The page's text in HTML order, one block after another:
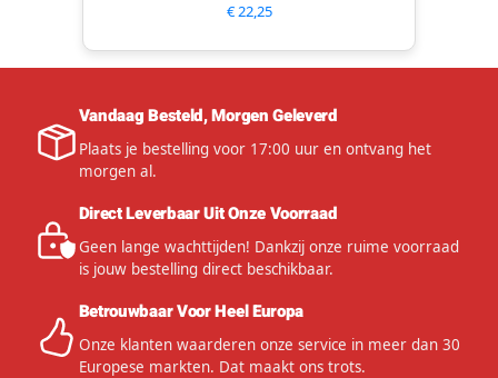
€22,25
Vandaag Besteld, Morgen Geleverd
Plaats je bestelling voor 17:00 uur en ontvang het
morgen al.
Direct Leverbaar Uit Onze Voorraad
Geen lange wachttijden! Dankzij onze ruime voorraad
is jouw bestelling direct beschikbaar.
Betrouwbaar Voor Heel Europa
Onze klanten waarderen onze service in meer dan 30
Europese markten. Dat maakt ons trots.